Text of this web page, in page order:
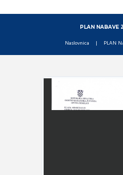
PLAN NABAVE
Naslovnica PLAN